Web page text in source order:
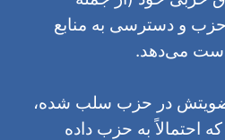
و دسترسی به منابع
دست می‌دهد.
عضویتش در حزب سلب شده،
احتمالاً به حزب داده